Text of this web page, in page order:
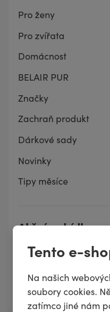
Tento e-
Na našich
soubory cookies.
zatímco jiné nám
Pro ženy
Pro zvířata
Domácnost
BELAIR PUR
Značky
Zachraň produkt
Dárkové sady
Novinky
Tipy měsíce
Akční nabídky
💣 Aktuální akce
☀️ Zaměřeno na léto